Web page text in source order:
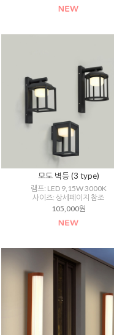
모도 벽등 (3 type)
램프: LED 9,15W 3000K
사이즈: 상세페이지 참조
105,000원